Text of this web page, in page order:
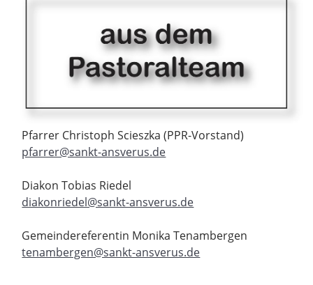
Pfarrer Christoph Scieszka (PPR-Vorstand)
pfarrer@sankt-ansverus.de
Diakon Tobias Riedel
diakonriedel@sankt-ansverus.de
Gemeindereferentin Monika Tenambergen
tenambergen@sankt-ansverus.de